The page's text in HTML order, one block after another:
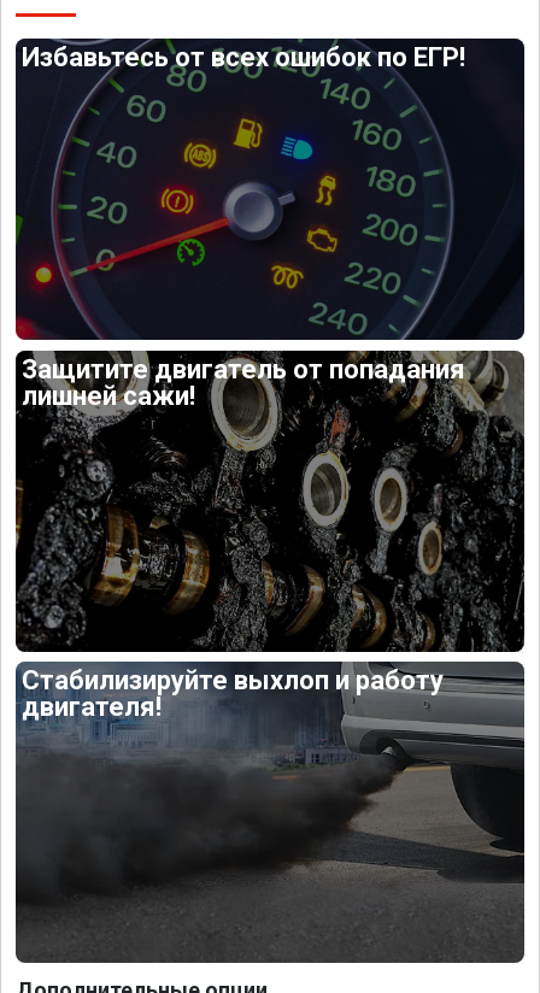
Избавьтесь от всех ошибок по ЕГР!
Защитите двигатель от попадания
лишней сажи!
Стабилизируйте выхлоп и работу
двигателя!